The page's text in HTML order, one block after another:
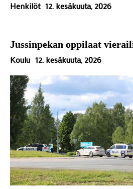
Henkilöt 12. kesäkuuta, 2026
Jussinpekan oppilaat
Koulu 12. kesäkuuta, 2026